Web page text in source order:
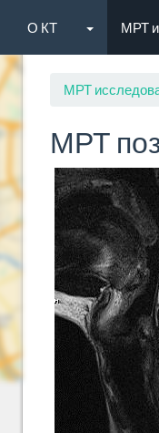
О КТ МРТ
МРТ
МРТ